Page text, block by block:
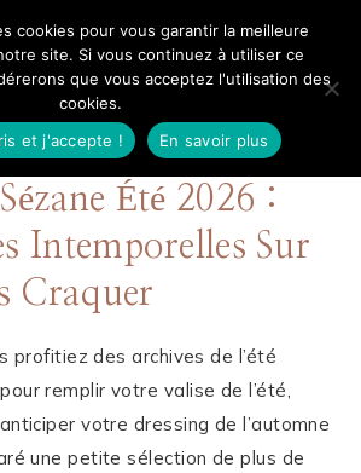
ÉTÉ
Été 2026 :
Intemporelles Sur
Craquer
profitiez des archives de l’été
remplir votre valise de l’été,
votre dressing de l’automne
une petite sélection de plus de
cookies pour vous garantir la meilleure
site. Si vous continuez à utiliser ce
que vous acceptez l'utilisation des
cookies.
et j'accepte !
En savoir plus